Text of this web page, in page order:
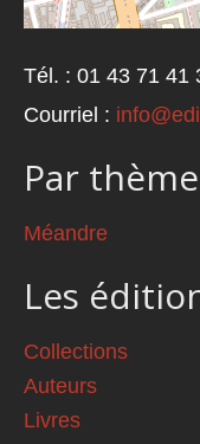
Tél. : 01 43 71 41
Courriel :
Par
Méandre
Les
Collections
Auteurs
Livres